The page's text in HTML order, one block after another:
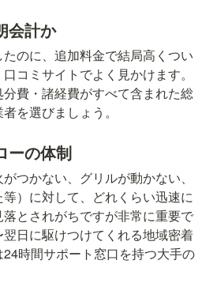
会計か
たのに、追加料金で結局高くつい
コミサイトでよく見かけます。
費・諸経費がすべて含まれた総
を選びましょう。
ーの体制
つかない、グリルが動かない、
）に対して、どれくらい迅速に
とされがちですが非常に重要で
日に駆けつけてくれる地域密着
時間サポート窓口を持つ大手の